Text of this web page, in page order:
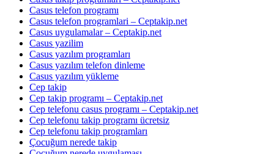
Casus telefon programı
Casus telefon programlari – Ceptakip.net
Casus uygulamalar – Ceptakip.net
Casus yazilim
Casus yazılım programları
Casus yazılım telefon dinleme
Casus yazılım yükleme
Cep takip
Cep takip programı – Ceptakip.net
Cep telefonu casus programı – Ceptakip.net
Cep telefonu takip programı ücretsiz
Cep telefonu takip programları
Çocuğum nerede takip